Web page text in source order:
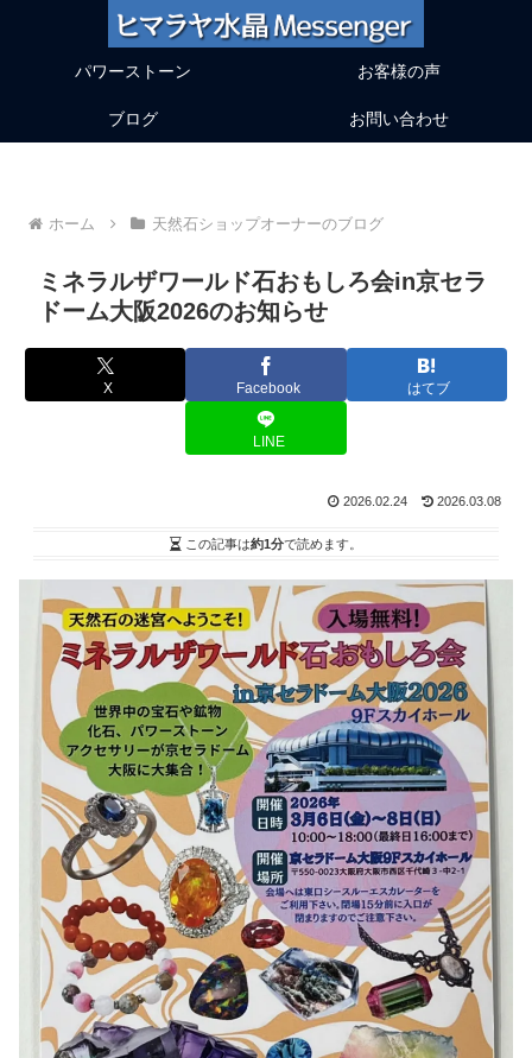
パワーストーン お客様の声
ブログ お問い合わせ
ホーム 天然石ショップオーナーのブログ
ミネラルザワールド石おもしろ会in京セラ
ドーム大阪2026のお知らせ
X Facebook はてブ
LINE
2026.02.24 2026.03.08
この記事は約1分で読めます。